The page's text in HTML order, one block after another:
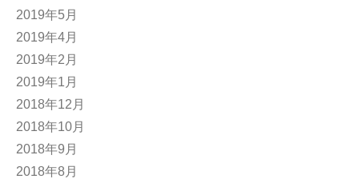
2019年5月
2019年4月
2019年2月
2019年1月
2018年12月
2018年10月
2018年9月
2018年8月